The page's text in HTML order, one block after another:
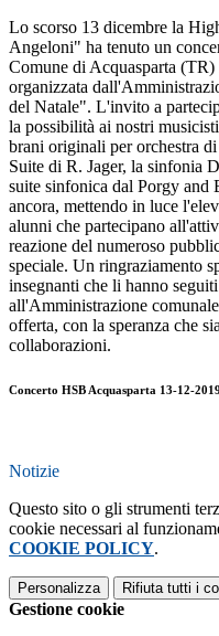
Lo scorso 13 dicembre la
Angeloni" ha tenuto un
Comune di Acquasparta
organizzata
del Natale". L'invito a
la possibilità ai nostri
brani originali per orchestra
Suite di R. Jager, la sinfonia
suite sinfonica dal Porgy and
ancora, mettendo in luce
alunni che partecipano
reazione del numeroso
speciale. Un ringraziamento
insegnanti che li hanno
all'Amministrazione
offerta, con la speranza che
collaborazioni.
Concerto HSB Acquasparta 13-12-2019
Notizie
Questo sito o gli strumenti
cookie necessari al
COOKIE POLICY.
Personalizza Rifiuta tutti i
Gestione cookie